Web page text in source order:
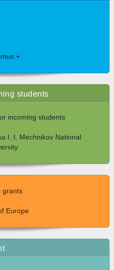
+
students
incoming students
I. I. Mechnikov National
grants
Europe